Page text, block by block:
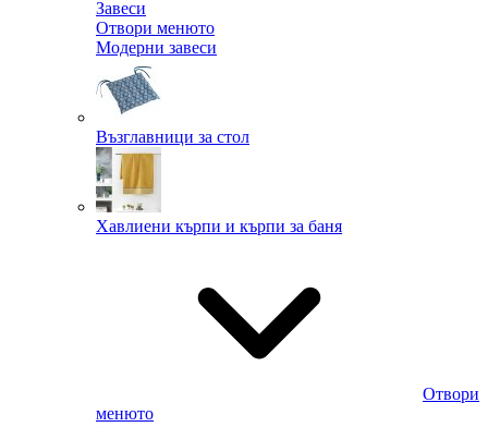
Завеси
Отвори менюто
Модерни завеси
Възглавници за стол
Хавлиени кърпи и кърпи за баня
Отвори
менюто